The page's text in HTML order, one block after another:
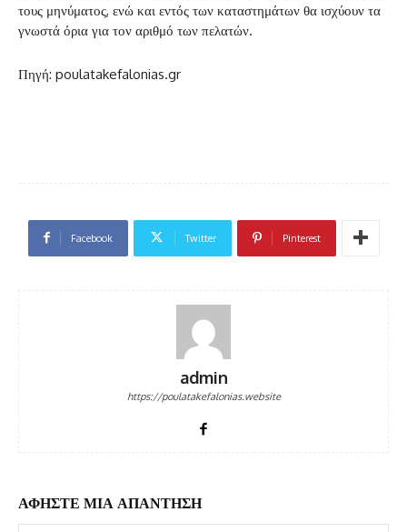
τους μηνύματος, ενώ και εντός των καταστημάτων θα ισχύουν τα
γνωστά όρια για τον αριθμό των πελατών.
Πηγή: poulatakefalonias.gr
Facebook Twitter Pinterest
admin
https://poulatakefalonias.website
ΑΦΗΣΤΕ ΜΙΑ ΑΠΑΝΤΗΣΗ